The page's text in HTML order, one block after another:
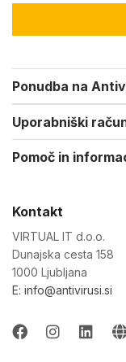
Ponudba na
Uporabniški
Pomoč in
Kontakt
VIRTUAL IT d.o.o.
Dunajska cesta 158
1000 Ljubljana
E: info@antivirusi.si